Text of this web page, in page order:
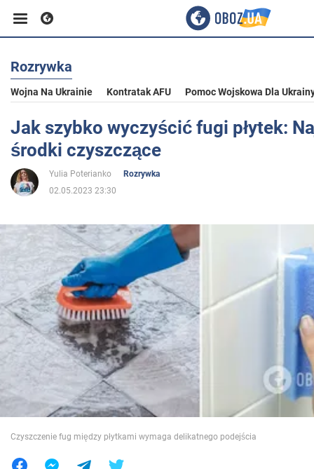
Biznes
Sport
Rozrywka
Polityka
Społeczeństwo
Wojna na Ukrainie
Świat
Jedzenie
Rozrywka
Wojna Na Ukrainie Kontratak AFU Pomoc Wojskowa Dla
Jak szybko wyczyścić fugi płytek:
środki czyszczące
Yulia Poterianko
Rozrywka
02.05.2023 23:30
Czyszczenie fug między płytkami wymaga delikatnego podejścia